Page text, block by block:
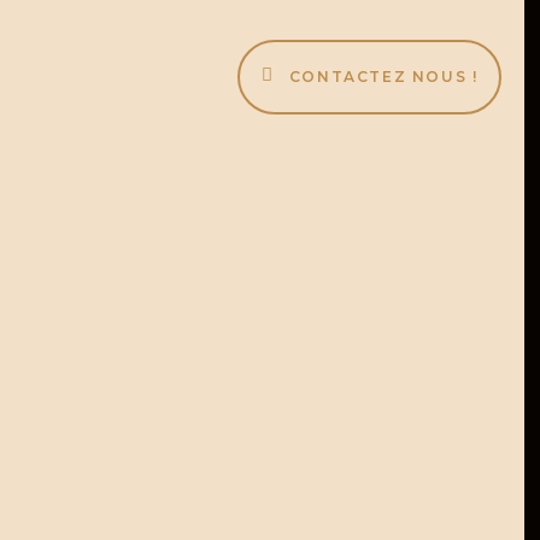
CONTACTEZ NOUS !